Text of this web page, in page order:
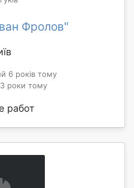
Фролов"
6 років тому
3 роки тому
работ